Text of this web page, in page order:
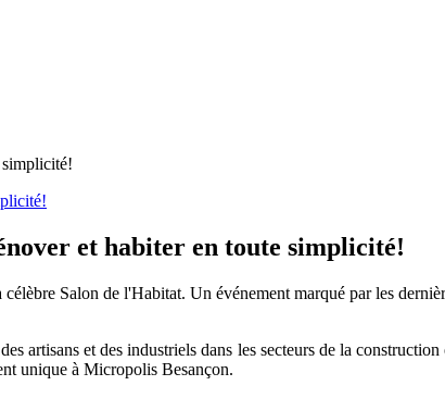
simplicité!
et habiter en toute simplicité!
Salon de l'Habitat. Un événement marqué par les
artisans et des industriels dans les secteurs de la
unique à Micropolis Besançon.